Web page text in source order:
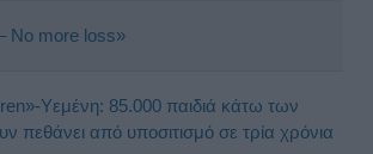
No more loss»
Υεμένη: 85.000 παιδιά κάτω των
πεθάνει από υποσιτισμό σε τρία χρόνια